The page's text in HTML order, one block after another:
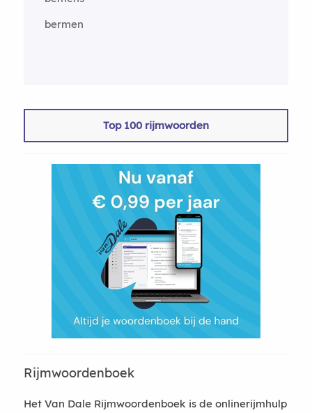
bermen
Top 100 rijmwoorden
Rijmwoordenboek
Het Van Dale Rijmwoordenboek is de onlinerijmhulp